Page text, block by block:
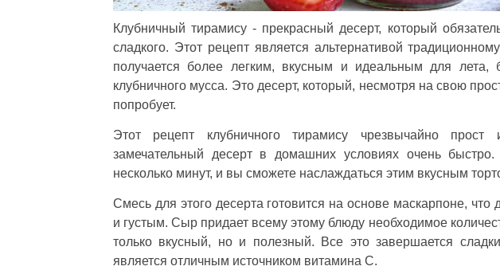
Клубничный тирамису - прекрасный десерт, который
сладкого. Этот рецепт является альтернативой
получается более легким, вкусным и идеальным для лета,
клубничного мусса. Это десерт, который, несмотря на свою
попробует.
Этот рецепт клубничного тирамису чрезвычайно прост
замечательный десерт в домашних условиях очень
несколько минут, и вы сможете наслаждаться этим вкусным
Смесь для этого десерта готовится на основе маскарпоне, что
и густым. Сыр придает всему этому блюду необходимое
только вкусный, но и полезный. Все это завершается
является отличным источником витамина С.